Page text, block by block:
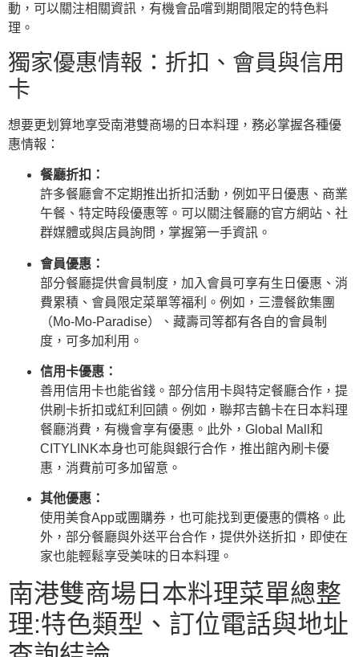
動，可以關注相關資訊，有機會品嚐到期間限定的特色料
理。
獨家優惠情報：折扣、會員與信用
卡
想要更划算地享受南港雙商場的日本料理，務必掌握各種優
惠情報：
餐廳折扣：
許多餐廳會不定期推出折扣活動，例如平日優惠、商業
午餐、特定時段優惠等。可以關注餐廳的官方網站、社
群媒體或與店員詢問，掌握第一手資訊。
會員優惠：
部分餐廳提供會員制度，加入會員可享有生日優惠、消
費累積、會員限定菜單等福利。例如，三澧餐飲集團
（Mo-Mo-Paradise）、藏壽司等都有各自的會員制
度，可多加利用。
信用卡優惠：
善用信用卡也能省錢。部分信用卡與特定餐廳合作，提
供刷卡折扣或紅利回饋。例如，聯邦吉鶴卡在日本料理
餐廳消費，有機會享有優惠。此外，Global Mall和
CITYLINK本身也可能與銀行合作，推出館內刷卡優
惠，消費前可多加留意。
其他優惠：
使用美食App或團購券，也可能找到更優惠的價格。此
外，部分餐廳與外送平台合作，提供外送折扣，即使在
家也能輕鬆享受美味的日本料理。
南港雙商場日本料理菜單總整
理:特色類型、訂位電話與地址